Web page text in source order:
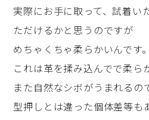
実際にお手に取って、試着い
ただけるかと思うのですが
めちゃくちゃ柔らかいんです。
これは革を揉み込んでで柔ら
また自然なシボがうまれるの
型押しとは違った個体差等も